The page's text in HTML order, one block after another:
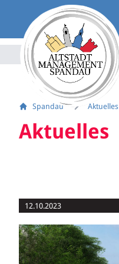
Spandau Aktuelles
Aktuelles
12.10.2023